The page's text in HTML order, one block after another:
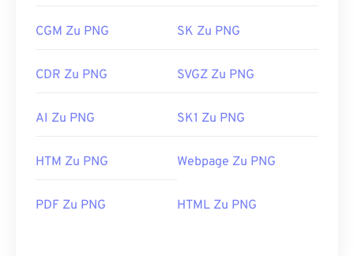
CGM Zu PNG SK Zu PNG
CDR Zu PNG SVGZ Zu PNG
AI Zu PNG SK1 Zu PNG
HTM Zu PNG Webpage Zu PNG
PDF Zu PNG HTML Zu PNG